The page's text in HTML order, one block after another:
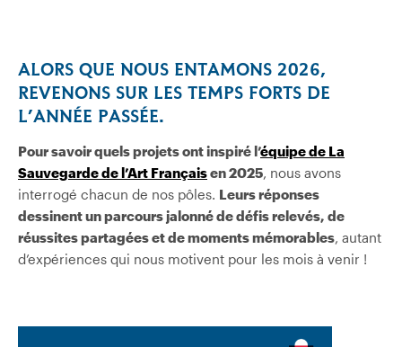
ALORS QUE NOUS ENTAMONS 2026,
REVENONS SUR LES TEMPS FORTS DE
L’ANNÉE PASSÉE.
Pour savoir quels projets ont inspiré l’équipe de La
Sauvegarde de l’Art Françaisen 2025, nous avons
interrogé chacun de nos pôles. Leurs réponses
dessinent un parcours jalonné de défis relevés, de
réussites partagées et de moments mémorables, autant
d’expériences qui nous motivent pour les mois à venir !